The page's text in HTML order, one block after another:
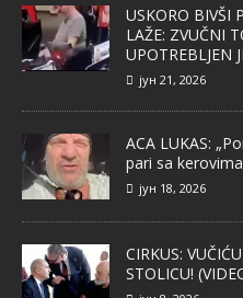
USKORO BIVŠI
LAŽE: ZVUČNI
UPOTREBLJEN
јун 21, 2026
ACA LUKAS:
pari sa
јун 18, 2026
CIRKUS:
STOLICU!